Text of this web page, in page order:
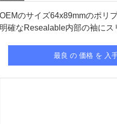
OEMのサイズ64x89mmのポリ
明確なResealable内部の袖にス
最良 の 価格 を 入